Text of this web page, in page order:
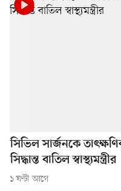
সিভিল সার্জনকে
সিদ্ধান্ত বাতিল স্বাস্থ্যমন্ত্রীর
১ ঘণ্টা আগে